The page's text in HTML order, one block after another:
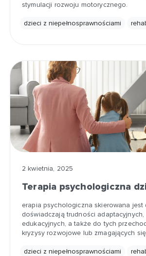
stymulacji rozwoju motorycznego.
dzieci z niepełnosprawnościami
2 kwietnia, 2025
Terapia psychologiczna
erapia psychologiczna skierowana jest
doświadczają trudności adaptacyjnych,
edukacyjnych, a także do tych
kryzysy rozwojowe lub zmagających
dzieci z niepełnosprawnościami